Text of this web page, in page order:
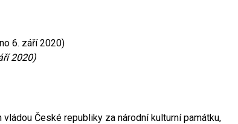
6. září 2020)
2020)
České republiky za národní kulturní památku,